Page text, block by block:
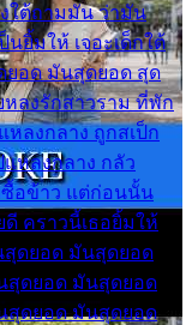
ใต้ถามมัน ว่ามัน
ยิ้มให้ เจอะเด็กใต้
ยอด มันสุดยอด สุด
ลงรักสาวราม ที่พัก
หลงกลาง ถูกสเป็ก
แหลงกลาง กลัว
ซื้อข้าว แต่ก่อนนั้น
ดี คราวนี้เธอยิ้มให้
สุดยอด มันสุดยอด
สุดยอด มันสุดยอด
สุดยอด มันสุดยอด